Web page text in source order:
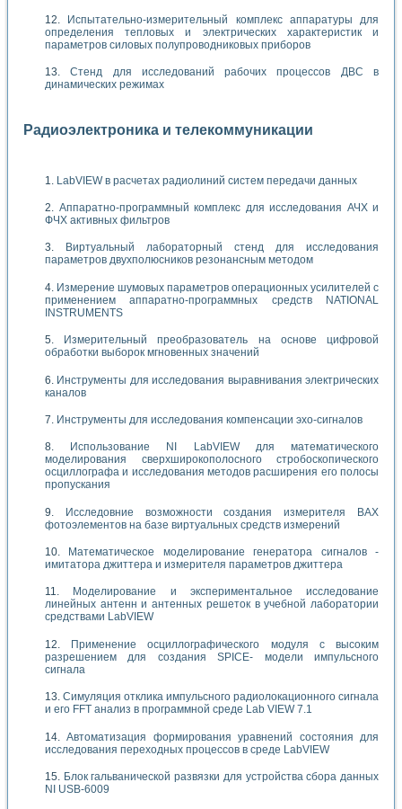
Испытательно-измерительный комплекс аппаратуры для
определения тепловых и электрических характеристик и
параметров силовых полупроводниковых приборов
Стенд для исследований рабочих процессов ДВС в
динамических режимах
Радиоэлектроника и телекоммуникации
LabVIEW в расчетах радиолиний систем передачи данных
Аппаратно-программный комплекс для исследования АЧХ и
ФЧХ активных фильтров
Виртуальный лабораторный стенд для исследования
параметров двухполюсников резонансным методом
Измерение шумовых параметров операционных усилителей с
применением аппаратно-программных средств NATIONAL
INSTRUMENTS
Измерительный преобразователь на основе цифровой
обработки выборок мгновенных значений
Инструменты для исследования выравнивания электрических
каналов
Инструменты для исследования компенсации эхо-сигналов
Использование NI LabVIEW для математического
моделирования сверхширокополосного стробоскопического
осциллографа и исследования методов расширения его полосы
пропускания
Исследовние возможности создания измерителя ВАХ
фотоэлементов на базе виртуальных средств измерений
Математическое моделирование генератора сигналов -
имитатора джиттера и измерителя параметров джиттера
Моделирование и экспериментальное исследование
линейных антенн и антенных решеток в учебной лаборатории
средствами LabVIEW
Применение осциллографического модуля с высоким
разрешением для создания SPICE- модели импульсного
сигнала
Симуляция отклика импульсного радиолокационного сигнала
и его FFT анализ в программной среде Lab VIEW 7.1
Автоматизация формирования уравнений состояния для
исследования переходных процессов в среде LabVIEW
Блок гальванической развязки для устройства сбора данных
NI USB-6009